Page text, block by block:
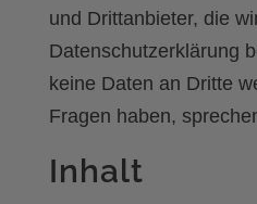
und Drittanbieter, die
Datenschutzerklärung
keine Daten an Dritte
Fragen haben,
Inhalt